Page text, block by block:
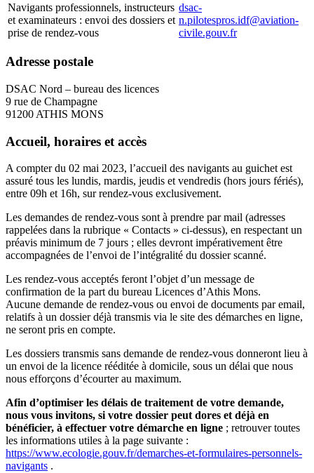
Navigants professionnels, instructeurs
et examinateurs : envoi des dossiers et
prise de rendez-vous
dsac-
n.pilotespros.idf@aviation-
civile.gouv.fr
Adresse postale
DSAC Nord – bureau des licences
9 rue de Champagne
91200 ATHIS MONS
Accueil, horaires et accès
A compter du 02 mai 2023, l’accueil des navigants au guichet est
assuré tous les lundis, mardis, jeudis et vendredis (hors jours fériés),
entre 09h et 16h, sur rendez-vous exclusivement.
Les demandes de rendez-vous sont à prendre par mail (adresses
rappelées dans la rubrique « Contacts » ci-dessus), en respectant un
préavis minimum de 7 jours ; elles devront impérativement être
accompagnées de l’envoi de l’intégralité du dossier scanné.
Les rendez-vous acceptés feront l’objet d’un message de
confirmation de la part du bureau Licences d’Athis Mons.
Aucune demande de rendez-vous ou envoi de documents par email,
relatifs à un dossier déjà transmis via le site des démarches en ligne,
ne seront pris en compte.
Les dossiers transmis sans demande de rendez-vous donneront lieu à
un envoi de la licence rééditée à domicile, sous un délai que nous
nous efforçons d’écourter au maximum.
Afin d’optimiser les délais de traitement de votre demande,
nous vous invitons, si votre dossier peut dores et déjà en
bénéficier, à effectuer votre démarche en ligne ; retrouver toutes
les informations utiles à la page suivante :
https://www.ecologie.gouv.fr/demarches-et-formulaires-personnels-
navigants .